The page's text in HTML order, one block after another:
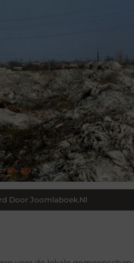
Door Joomlaboek.nl